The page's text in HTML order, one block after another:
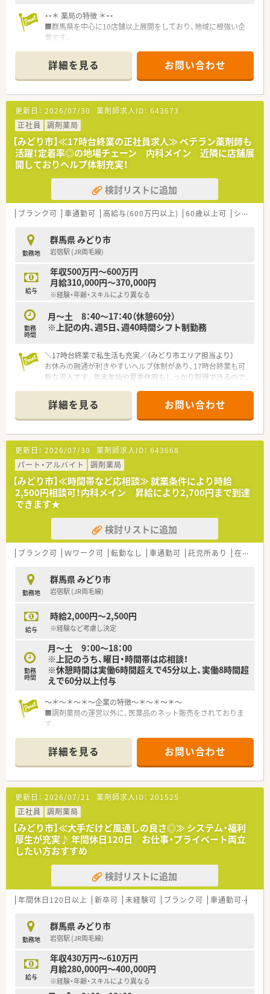
・・＊ 薬局の特徴 ＊・・
■群馬県を中心に10店舗以上展開をしており、地域に根強い企
業です。
を大切にする会社です。離職率の低さ、企業の安定成長が自慢で
す。
詳細を見る お問い合わせ
更新日： 2026/07/30 薬剤師求人ID： 643673
正社員
調剤薬局
【みどり市】≪17時台終業の正社員求人≫ ベテラン薬剤師も
活躍！定着率◎の地場チェーン 内科メイン 近隣に店舗展
開しておりヘルプ体制充実！
検討リストに追加
ブランク可 車通勤可 高給与(600万円以上) 60歳以上可 シフト制
勤務地
群馬県 みどり市
岩宿駅 (JR両毛線)
給与
年収500万円～600万円
月給310,000円～370,000円
※経験・年齢・スキルにより異なる
勤務
時間
月～土 8：40～17：40（休憩60分）
※上記の内、週5日、週40時間シフト制勤務
＼17時台終業で私生活も充実／（みどり市エリア担当より）
お休みの融通が利きやすいヘルプ体制があり、17時台終業も可
能な求人です。年末年始や夏季休暇もしっかり取得できるので、
境です。
＊------------------------------------------＊
【店舗情報と応需状況について】
■岩宿駅から車で6分ほどの場所に立地しており、マイカー通勤
が可能で毎日の通勤も非常に快適です。
■主に内科や循環器科などの処方箋を1日あたり約100枚応需し
ており、専門的な知識が身につきます。
■外来処方だけでなく施設や個人の在宅業務にも対応している
ため、地域医療への貢献を実感できる職場です。
【法人特徴について】
■調剤薬局の運営だけでなく医薬品のインターネット販売事業
も展開しており、多角的な事業基盤を持っています。
■群馬県および埼玉県にて複数の店舗を展開する地場企業であ
■かかりつけ薬局としての役割を推進しており、地域の皆様から
信頼される薬局創りを理念に掲げている法人です。
■ベテランの薬剤師が多く活躍しており、分からないことがあっ
ても質問しやすい非常にアットホームな雰囲気です。
着率が高く長期的に就業される方が多い職場です。
■事務スタッフも複数名在籍しており、薬剤師が本来の専門業務
に集中できるようしっかりとサポートする環境です。
詳細を見る お問い合わせ
更新日： 2026/07/30 薬剤師求人ID： 643668
パート・アルバイト
調剤薬局
【みどり市】≪時間帯など応相談≫ 就業条件により時給
2,500円相談可！内科メイン 昇給により2,700円まで到達
できます★
検討リストに追加
ブランク可 Ｗワーク可 転勤なし 車通勤可 託児所あり 在宅
勤務地
群馬県 みどり市
岩宿駅 (JR両毛線)
給与
時給2,000円～2,500円
※経験など考慮し決定
勤務
時間
月～土 9：00～18：00
※上記のうち、曜日・時間帯は応相談！
※休憩時間は実働6時間超えで45分以上、実働8時間超
えで60分以上付与
～＊～＊～＊～企業の特徴～＊～＊～＊～
■調剤薬局の運営以外に、医薬品のネット販売をされておりま
す。
■患者さまの目線に立った薬局を創りあげることを理念に
地域に根ざしたかかりるけ薬局への推進に取り組んでおりま
す。
詳細を見る お問い合わせ
更新日： 2026/07/21 薬剤師求人ID： 201525
正社員
調剤薬局
【みどり市】≪大手だけど風通しの良さ◎≫ システム・福利
厚生が充実♪ 年間休日120日 お仕事・プライベート両立
したい方おすすめ
検討リストに追加
年間休日120日以上 新卒可 未経験可 ブランク可 車通勤可
勤務地
群馬県 みどり市
岩宿駅 (JR両毛線)
給与
年収430万円～610万円
月給280,000円～400,000円
※経験・年齢・スキルにより異なる